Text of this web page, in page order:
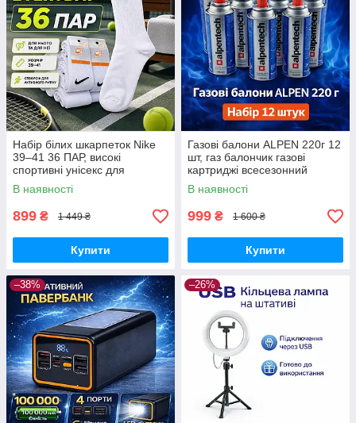
Набір білих шкарпеток Nike
39–41 36 ПАР, високі
спортивні унісекс для
щоденного використання
В наявності
899 ₴ 1 449 ₴
Купити
Газові балони ALPEN 220г 12
шт, газ балончик газові
картриджі всесезонний
пропан-бутан для
портативних плит, пальників
та кемпінгу
В наявності
999 ₴ 1 600 ₴
Купити
–38% –26%